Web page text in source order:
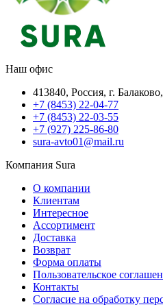
Наш офис
413840, Россия, г.
+7 (8453) 22-04-77
+7 (8453) 22-03-55
+7 (927) 225-86-80
sura-avto01@mail.ru
Компания Sura
О компании
Клиентам
Интересное
Ассортимент
Доставка
Возврат
Форма оплаты
Пользовательское
Контакты
Согласие на обработку